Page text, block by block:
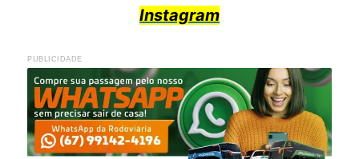
Instagram
PUBLICIDADE